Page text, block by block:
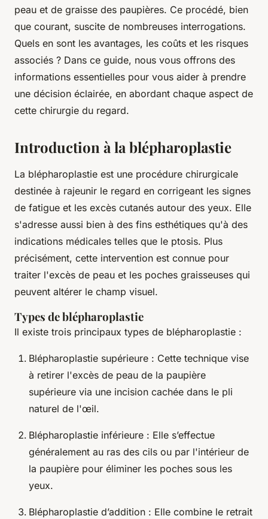
peau et de graisse des paupières. Ce procédé, bien
que courant, suscite de nombreuses interrogations.
Quels en sont les avantages, les coûts et les risques
associés ? Dans ce guide, nous vous offrons des
informations essentielles pour vous aider à prendre
une décision éclairée, en abordant chaque aspect de
cette chirurgie du regard.
Introduction à la blépharoplastie
La blépharoplastie est une procédure chirurgicale
destinée à rajeunir le regard en corrigeant les signes
de fatigue et les excès cutanés autour des yeux. Elle
s'adresse aussi bien à des fins esthétiques qu'à des
indications médicales telles que le ptosis. Plus
précisément, cette intervention est connue pour
traiter l'excès de peau et les poches graisseuses qui
peuvent altérer le champ visuel.
Types de blépharoplastie
Il existe trois principaux types de blépharoplastie :
Blépharoplastie supérieure : Cette technique vise
à retirer l'excès de peau de la paupière
supérieure via une incision cachée dans le pli
naturel de l'œil.
Blépharoplastie inférieure : Elle s’effectue
généralement au ras des cils ou par l'intérieur de
la paupière pour éliminer les poches sous les
yeux.
Blépharoplastie d’addition : Elle combine le retrait